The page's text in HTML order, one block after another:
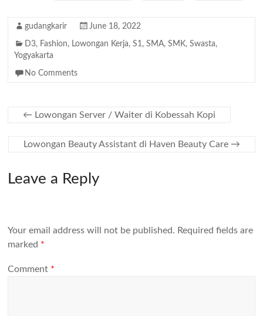
gudangkarir June 18, 2022
D3, Fashion, Lowongan Kerja,S1,SMA,SMK,Swasta,
Yogyakarta
No Comments
← Lowongan Server / Waiter di Kobessah Kopi
Lowongan Beauty Assistant di Haven Beauty Care →
Leave a Reply
Your email address will not be published. Required fields are
marked *
Comment *